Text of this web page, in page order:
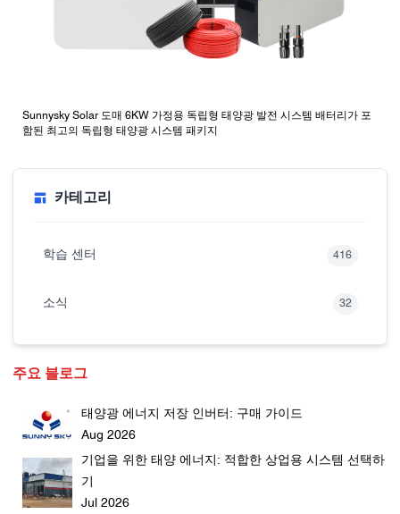
Sunnysky Solar 도매 6KW 가정용 독립형 태양광 발전 시스템 배터리가 포
함된 최고의 독립형 태양광 시스템 패키지
카테고리
학습 센터 416
소식 32
주요 블로그
태양광 에너지 저장 인버터: 구매 가이드
Aug 2026
기업을 위한 태양 에너지: 적합한 상업용 시스템 선택하
기
Jul 2026